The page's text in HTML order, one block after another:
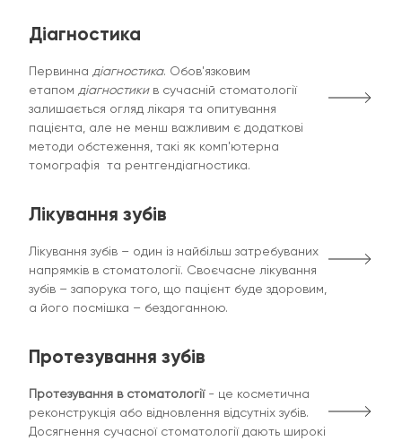
Діагностика
Первинна діагностика. Обов'язковим
етапом діагностикив сучасній стоматології
залишається огляд лікаря та опитування
пацієнта, але не менш важливим є додаткові
методи обстеження, такі як комп'ютерна
томографія та рентгендіагностика.
Лікування зубів
Лікування зубів – один із найбільш затребуваних
напрямків в стоматології. Своєчасне лікування
зубів – запорука того, що пацієнт буде здоровим,
а його посмішка – бездоганною.
Протезування зубів
Протезування в стоматології- це косметична
реконструкція або відновлення відсутніх зубів.
Досягнення сучасної стоматології дають широкі